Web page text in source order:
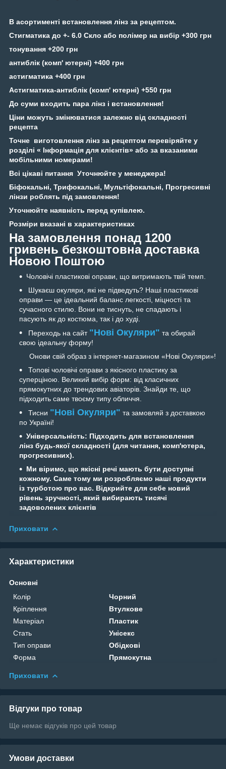
В асортименті встановлення лінз за рецептом.
Стигматика до +- 6.0 Скло або полімер на вибір +300 грн
тонування +200 грн
антиблік (комп' ютерні) +400 грн
астигматика +400 грн
Астигматика-антиблік (комп' ютерні) +550 грн
До суми входить пара лінз і встановлення!
Ціни можуть змінюватися залежно від складності
рецепта
Точне виготовлення лінз за рецептом перевіряйте у
розділі « Інформація для клієнтів» або за вказаними
мобільними номерами!
Всі цікаві питання Уточнюйте у менеджера!
Біфокальні, Трифокальні, Мультіфокальні, Прогресивні
лінзи роблять під замовлення!
Уточнюйте наявність перед купівлею.
Розміри вказані в характеристиках
На замовлення понад 1200
гривень безкоштовна доставка
Новою Поштою
Чоловічі пластикові оправи, що витримають твій темп.
Шукаєш окуляри, які не підведуть? Наші пластикові
оправи — це ідеальний баланс легкості, міцності та
сучасного стилю. Вони не тиснуть, не спадають і
пасують як до костюма, так і до худі.
Переходь на сайт "Нові Окуляри" та обирай
свою ідеальну форму!
Онови свій образ з інтернет-магазином «Нові Окуляри»!
Топові чоловічі оправи з якісного пластику за
суперціною. Великий вибір форм: від класичних
прямокутних до трендових авіаторів. Знайди те, що
підходить саме твоєму типу обличчя.
Тисни "Нові Окуляри" та замовляй з доставкою
по Україні!
Універсальність: Підходить для встановлення
лінз будь-якої складності (для читання, комп'ютера,
прогресивних).
Ми віримо, що якісні речі мають бути доступні
кожному. Саме тому ми розробляємо наші продукти
із турботою про вас. Відкрийте для себе новий
рівень зручності, який вибирають тисячі
задоволених клієнтів
Приховати
Характеристики
Основні
Колір
Чорний
Кріплення
Втулкове
Матеріал
Пластик
Стать
Унісекс
Тип оправи
Обідкові
Форма
Прямокутна
Приховати
Відгуки про товар
Ще немає відгуків про цей товар
Умови доставки